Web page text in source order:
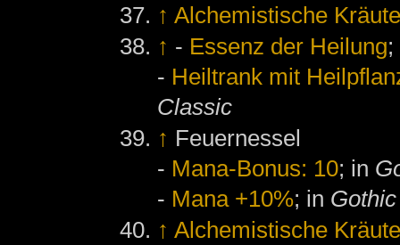
↑ Alchemistische
↑ - Essenz der Heilung
- Heiltrank mit
Classic
↑ Feuernessel
- Mana-Bonus: 10; in
- Mana +10%; in
↑ Alchemistische